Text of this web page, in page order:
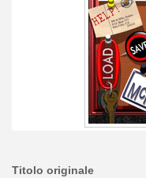
Titolo originale